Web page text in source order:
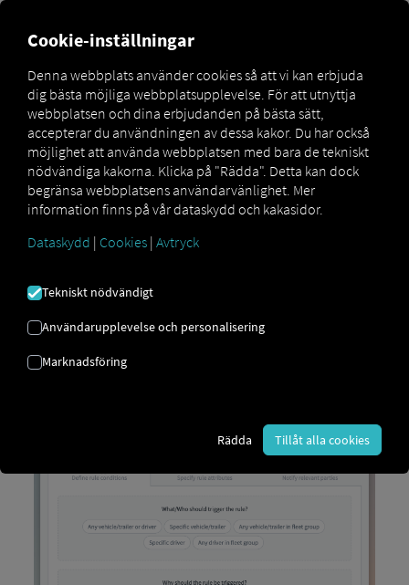
Skapa en anpassad regel
Med anpassade regler kan du meddela dig själv eller
andra användare i ditt konto om olika händelser –
antingen via e-post eller direkt via plattformen. På så sätt
behåller du alltid full kontroll.
Endast användare med behörighet som
flottadministratör får skapa regler.
Användare utan denna roll kan dock registreras
Cookie-inställningar
Denna webbplats använder cookies så att vi kan erbjuda
dig bästa möjliga webbplatsupplevelse. För att utnyttja
webbplatsen och dina erbjudanden på bästa sätt,
accepterar du användningen av dessa kakor. Du har också
möjlighet att använda webbplatsen med bara de tekniskt
nödvändiga kakorna. Klicka på "Rädda". Detta kan dock
begränsa webbplatsens användarvänlighet. Mer
information finns på vår dataskydd och kakasidor.
Dataskydd | Cookies | Avtryck
Tekniskt nödvändigt
Användarupplevelse och personalisering
Marknadsföring
Rädda Tillåt alla cookies